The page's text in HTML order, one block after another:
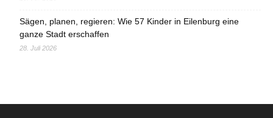
Sägen, planen, regieren: Wie 57 Kinder in Eilenburg eine
ganze Stadt erschaffen
28. Juli 2026